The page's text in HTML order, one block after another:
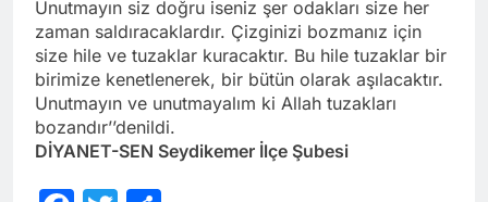
Unutmayın siz doğru iseniz şer odakları size her
zaman saldıracaklardır. Çizginizi bozmanız için
size hile ve tuzaklar kuracaktır. Bu hile tuzaklar bir
birimize kenetlenerek, bir bütün olarak aşılacaktır.
Unutmayın ve unutmayalım ki Allah tuzakları
bozandır’’denildi.
DİYANET-SEN Seydikemer İlçe Şubesi